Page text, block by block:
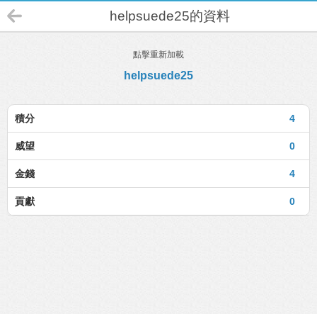
helpsuede25的資料
點擊重新加載
helpsuede25
4
積分
0
威望
4
金錢
0
貢獻